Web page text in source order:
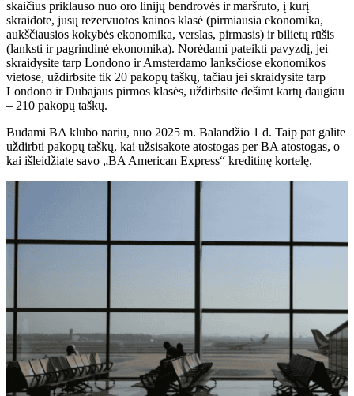
skaičius priklauso nuo oro linijų bendrovės ir maršruto, į kurį
skraidote, jūsų rezervuotos kainos klasė (pirmiausia ekonomika,
aukščiausios kokybės ekonomika, verslas, pirmasis) ir bilietų rūšis
(lanksti ir pagrindinė ekonomika). Norėdami pateikti pavyzdį, jei
skraidysite tarp Londono ir Amsterdamo lanksčiose ekonomikos
vietose, uždirbsite tik 20 pakopų taškų, tačiau jei skraidysite tarp
Londono ir Dubajaus pirmos klasės, uždirbsite dešimt kartų daugiau
– 210 pakopų taškų.
Būdami BA klubo nariu, nuo 2025 m. Balandžio 1 d. Taip pat galite
uždirbti pakopų taškų, kai užsisakote atostogas per BA atostogas, o
kai išleidžiate savo „BA American Express“ kreditinę kortelę.